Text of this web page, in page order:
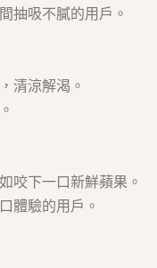
抽吸不膩的用戶。
清涼解渴。
咬下一口新鮮蘋果。
體驗的用戶。